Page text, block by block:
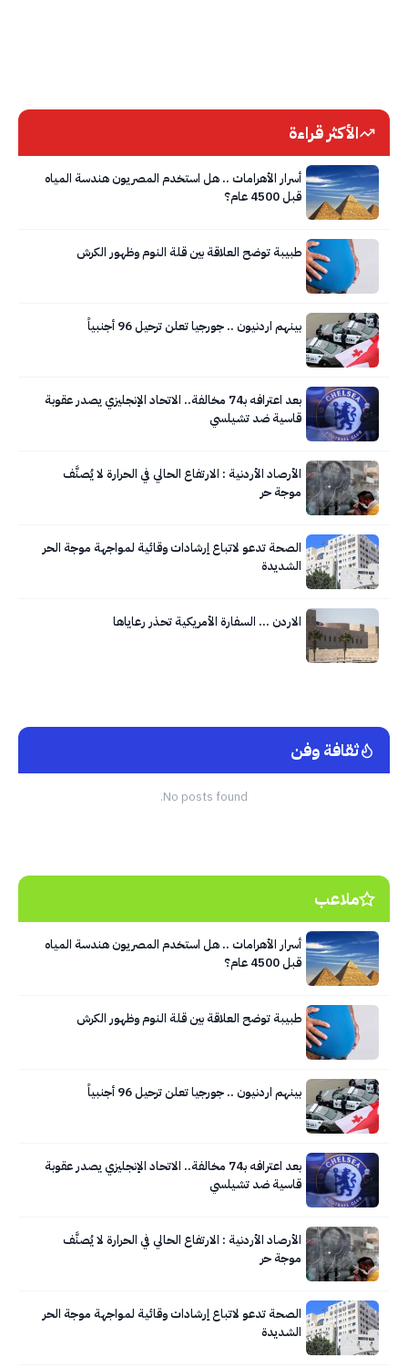
الأكثر قراءة
أسرار الأهرامات .. هل استخدم المصريون هندسة المياه
قبل 4500 عام؟
طبيبة توضح العلاقة بين قلة النوم وظهور الكرش
بينهم اردنيون .. جورجيا تعلن ترحيل 96 أجنبياً
بعد اعترافه بـ74 مخالفة.. الاتحاد الإنجليزي يصدر عقوبة
قاسية ضد تشيلسي
الأرصاد الأردنية : الارتفاع الحالي في الحرارة لا يُصنَّف
موجة حر
الصحة تدعو لاتباع إرشادات وقائية لمواجهة موجة الحر
الشديدة
الاردن … السفارة الأمريكية تحذر رعاياها
ثقافة وفن
No posts found.
ملاعب
أسرار الأهرامات .. هل استخدم المصريون هندسة المياه
قبل 4500 عام؟
طبيبة توضح العلاقة بين قلة النوم وظهور الكرش
بينهم اردنيون .. جورجيا تعلن ترحيل 96 أجنبياً
بعد اعترافه بـ74 مخالفة.. الاتحاد الإنجليزي يصدر عقوبة
قاسية ضد تشيلسي
الأرصاد الأردنية : الارتفاع الحالي في الحرارة لا يُصنَّف
موجة حر
الصحة تدعو لاتباع إرشادات وقائية لمواجهة موجة الحر
الشديدة